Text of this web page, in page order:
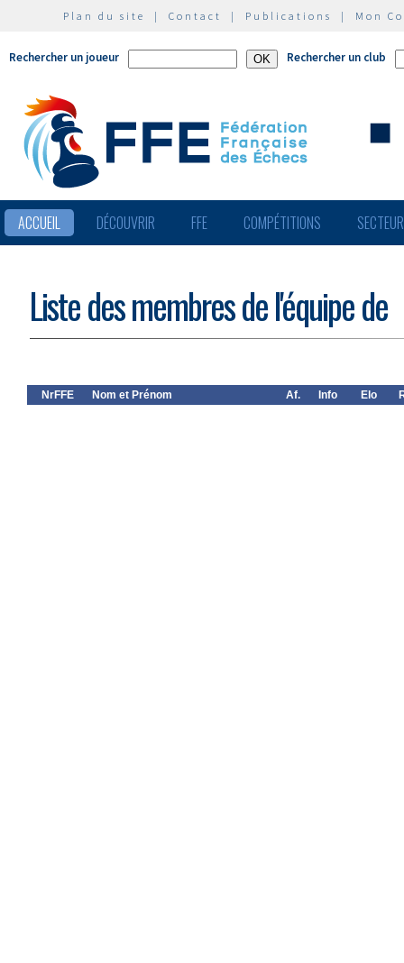
Plan du site | Contact | Publications | Mon
Rechercher un joueur Rechercher un club
ACCUEIL DÉCOUVRIR FFE COMPÉTITIONS
Liste des membres de l'équipe de
NrFFE Nom et Prénom Af. Info Elo